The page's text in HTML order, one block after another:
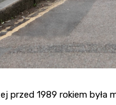
przed 1989 rokiem